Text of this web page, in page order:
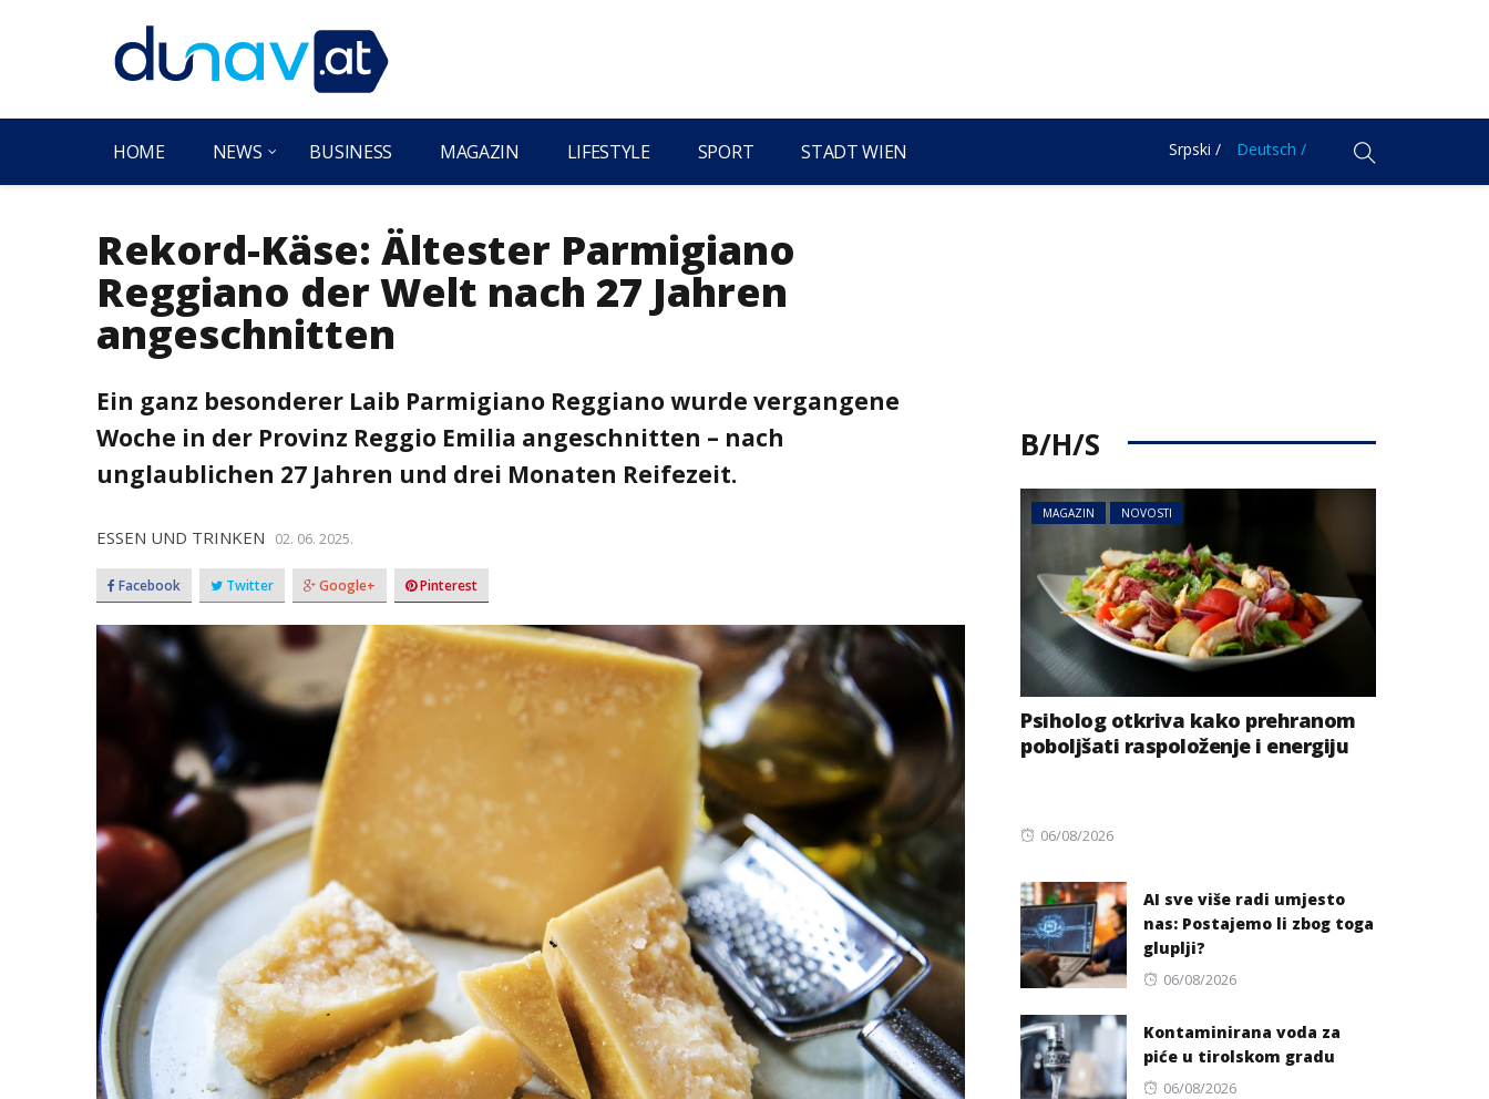
HOME NEWS BUSINESS MAGAZIN LIFESTYLE SPORT STADT WIEN Srpski / Deutsch /
Rekord-Käse: Ältester Parmigiano
Reggiano der Welt nach 27 Jahren
angeschnitten
Ein ganz besonderer Laib Parmigiano Reggiano wurde vergangene
Woche in der Provinz Reggio Emilia angeschnitten – nach
unglaublichen 27 Jahren und drei Monaten Reifezeit.
ESSEN UND TRINKEN 02. 06. 2025.
Facebook Twitter Google+ Pinterest
B/H/S
MAGAZIN NOVOSTI
Psiholog otkriva kako prehranom
poboljšati raspoloženje i energiju
Posted
06/08/2026
AI sve više radi umjesto
nas: Postajemo li zbog toga
gluplji?
Posted
06/08/2026
Kontaminirana voda za
piće u tirolskom gradu
Posted
06/08/2026